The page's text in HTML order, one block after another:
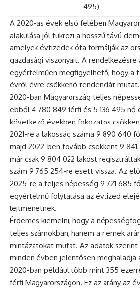
495)
A 2020-as évek első felében
alakulása jól tükrözi a hosszú távú
amelyek évtizedek óta formálják az
gazdasági viszonyait. A rendelkezésre
egyértelműen megfigyelhető, hogy a
évről évre csökkenő tendenciát mutat.
2020-ban Magyarország teljes
ebből 4 780 849 férfi és 5 136 495 nő
következő években fokozatos
2021-re a lakosság száma 9 890 640
majd 2022-ben tovább csökkent 9
már csak 9 804 022 lakost
szám 9 765 254-re esett vissza. Az
2025-re a teljes népesség 9 721 685
egyértelmű folytatása az évtized
lejtmenetnek.
Érdemes kiemelni, hogy a
teljes számokban, hanem a nemek
mintázatokat mutat. Az adatok szerint
minden évben jelentősen meghaladja
2020-ban például több mint 355
férfi Magyarországon. Ez az arány az